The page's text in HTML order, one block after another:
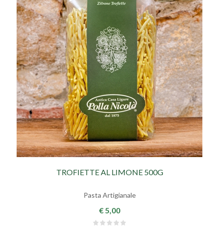
TROFIETTE AL LIMONE 500G
Pasta Artigianale
€ 5,00